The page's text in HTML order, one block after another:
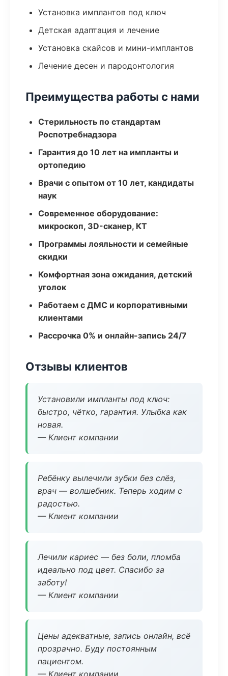
Установка имплантов под ключ
Детская адаптация и лечение
Установка скайсов и мини-имплантов
Лечение десен и пародонтология
Преимущества работы с нами
Стерильность по стандартам
Роспотребнадзора
Гарантия до 10 лет на импланты и
ортопедию
Врачи с опытом от 10 лет, кандидаты
наук
Современное оборудование:
микроскоп, 3D-сканер, КТ
Программы лояльности и семейные
скидки
Комфортная зона ожидания, детский
уголок
Работаем с ДМС и корпоративными
клиентами
Рассрочка 0% и онлайн-запись 24/7
Отзывы клиентов
Установили импланты под ключ:
быстро, чётко, гарантия. Улыбка как
новая.
— Клиент компании
Ребёнку вылечили зубки без слёз,
врач — волшебник. Теперь ходим с
радостью.
— Клиент компании
Лечили кариес — без боли, пломба
идеально под цвет. Спасибо за
заботу!
— Клиент компании
Цены адекватные, запись онлайн, всё
прозрачно. Буду постоянным
пациентом.
— Клиент компании